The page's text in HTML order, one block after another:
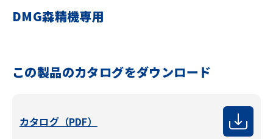
DMG森精機専用
この製品のカタログをダウンロード
カタログ（PDF）